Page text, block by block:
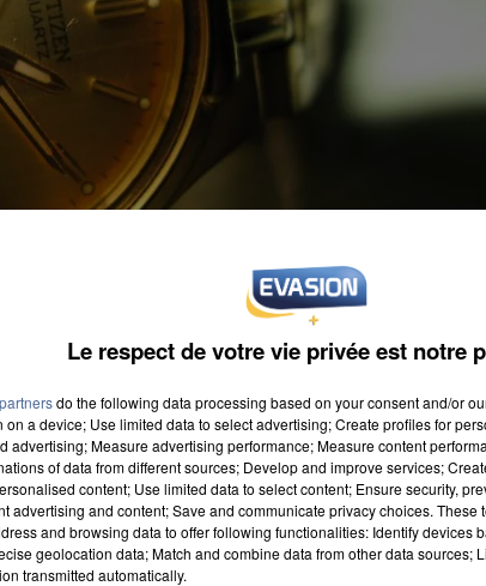
Le respect de votre vie privée est notre
do the following data processing based on your consent and/or
on a device; Use limited data to select advertising; Create profiles for
advertising; Measure advertising performance; Measure content
of data from different sources; Develop and improve services;
content; Use limited data to select content; Ensure security,
advertising and content; Save and communicate privacy choices.
and browsing data to offer following functionalities: Identify devices
geolocation data; Match and combine data from other data sources;
transmitted automatically.